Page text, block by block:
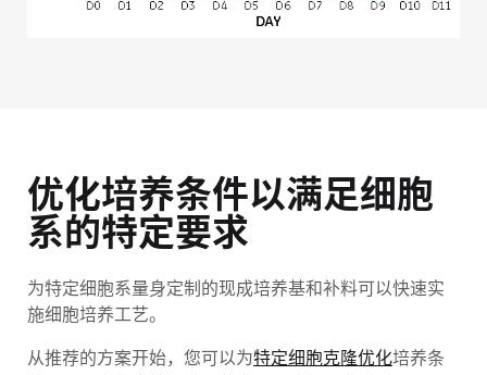
优化培养条件以满足细胞
系的特定要求
为特定细胞系量身定制的现成培养基和补料可以快速实
施细胞培养工艺。
从推荐的方案开始，您可以为特定细胞克隆优化培养条